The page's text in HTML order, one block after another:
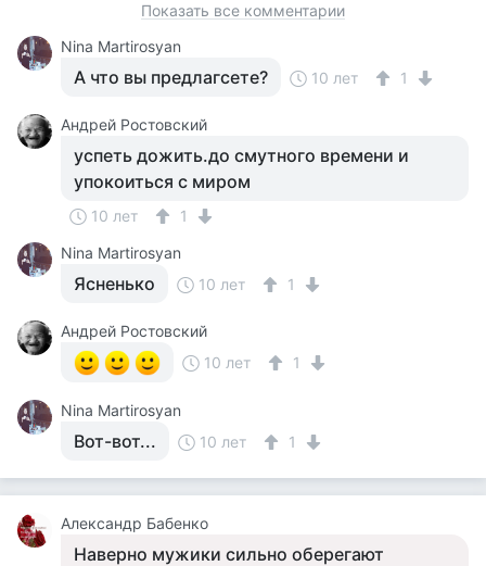
Показать все комментарии
Nina Martirosyan
А что вы предлагсете? 10 лет 1
Андрей Ростовский
успеть дожить.до смутного времени и
упокоиться с миром
10 лет
1
Nina Martirosyan
Ясненько 10 лет 1
Андрей Ростовский
10 лет
1
Nina Martirosyan
Вот-вот... 10 лет 1
Александр Бабенко
Наверно мужики сильно оберегают